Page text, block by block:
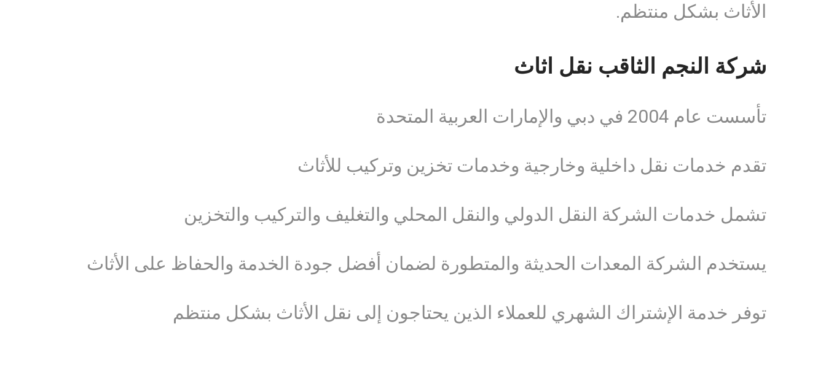
الأثاث بشكل منتظم.
شركة النجم الثاقب نقل اثاث
تأسست عام 2004 في دبي والإمارات العربية المتحدة
تقدم خدمات نقل داخلية وخارجية وخدمات تخزين وتركيب للأثاث
تشمل خدمات الشركة النقل الدولي والنقل المحلي والتغليف والتركيب والتخزين
يستخدم الشركة المعدات الحديثة والمتطورة لضمان أفضل جودة الخدمة والحفاظ على الأثاث
توفر خدمة الإشتراك الشهري للعملاء الذين يحتاجون إلى نقل الأثاث بشكل منتظم